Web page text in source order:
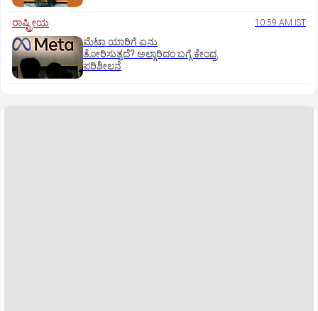
ರಾಷ್ಟ್ರೀಯ 10:59 AM IST
ಮೆಟಾ ಯಾರಿಗೆ ಏನು
ತೋರಿಸುತ್ತದೆ?:ಅಲ್ಗಾರಿದಂ ಬಗ್ಗೆ ಕೇಂದ್ರ
ಪರಿಶೀಲನೆ